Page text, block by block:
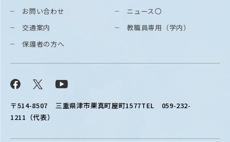
〒514-8507 三重県津市栗真町屋町1577TEL 059-232-
1211（代表）
お問い合わせ
交通案内
保護者の方へ
Facebook
ニュース〇
教職員専用（学内）